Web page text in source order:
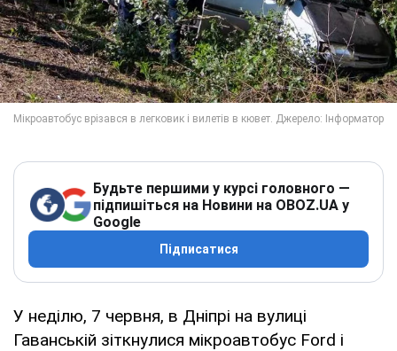
Будьте першими у курсі головного —
підпишіться на Новини на OBOZ.UA у
Google
Підписатися
У неділю, 7 червня, в Дніпрі на вулиці
Гаванській зіткнулися мікроавтобус Ford і